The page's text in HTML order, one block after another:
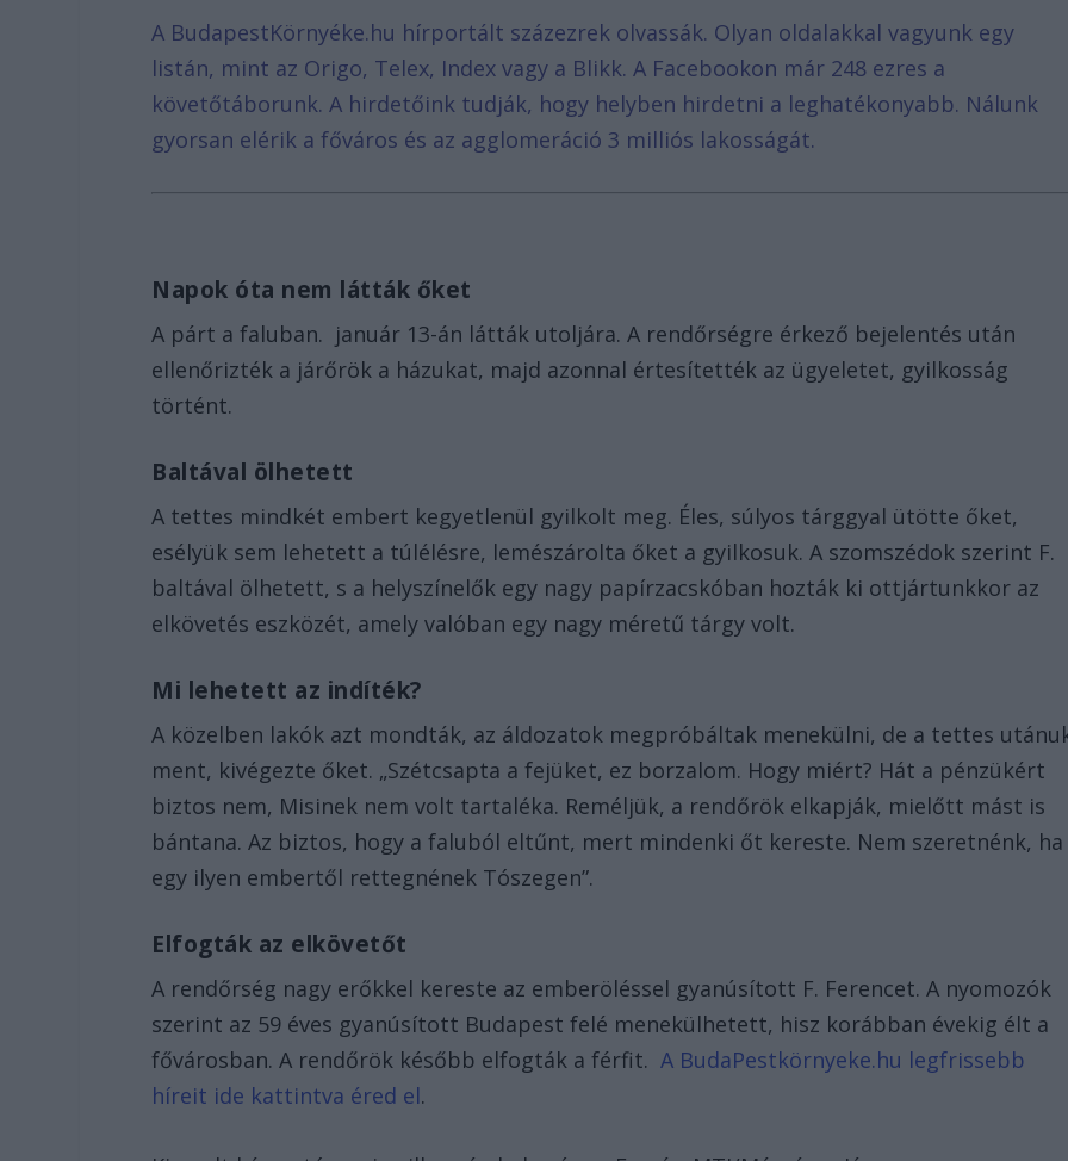
A BudapestKörnyéke.hu hírportált százezrek olvassák. Olyan oldalakkal vagyunk egy
listán, mint az Origo, Telex, Index vagy a Blikk. A Facebookon már 248 ezres a
követőtáborunk. A hirdetőink tudják, hogy helyben hirdetni a leghatékonyabb. Nálunk
gyorsan elérik a főváros és az agglomeráció 3 milliós lakosságát.
Napok óta nem látták őket
A párt a faluban. január 13-án látták utoljára. A rendőrségre érkező bejelentés után
ellenőrizték a járőrök a házukat, majd azonnal értesítették az ügyeletet, gyilkosság
történt.
Baltával ölhetett
A tettes mindkét embert kegyetlenül gyilkolt meg. Éles, súlyos tárggyal ütötte őket,
esélyük sem lehetett a túlélésre, lemészárolta őket a gyilkosuk. A szomszédok szerint F.
baltával ölhetett, s a helyszínelők egy nagy papírzacskóban hozták ki ottjártunkkor az
elkövetés eszközét, amely valóban egy nagy méretű tárgy volt.
Mi lehetett az indíték?
A közelben lakók azt mondták, az áldozatok megpróbáltak menekülni, de a tettes
ment, kivégezte őket. „Szétcsapta a fejüket, ez borzalom. Hogy miért? Hát a pénzükért
biztos nem, Misinek nem volt tartaléka. Reméljük, a rendőrök elkapják, mielőtt mást is
bántana. Az biztos, hogy a faluból eltűnt, mert mindenki őt kereste. Nem szeretnénk, ha
egy ilyen embertől rettegnének Tószegen”.
Elfogták az elkövetőt
A rendőrség nagy erőkkel kereste az emberöléssel gyanúsított F. Ferencet. A nyomozók
szerint az 59 éves gyanúsított Budapest felé menekülhetett, hisz korábban évekig élt a
fővárosban. A rendőrök később elfogták a férfit.A BudaPestkörnyeke.hu legfrissebb
híreit ide kattintva éred el.